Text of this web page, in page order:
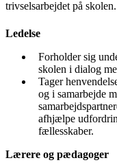
trivselsarbejdet på skolen.
Ledelse
Forholder sig
skolen i dialog
Tager
og i samarbejde
afhjælpe
fællesskaber.
Lærere og pædagoger